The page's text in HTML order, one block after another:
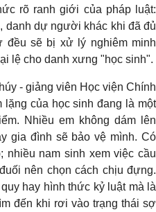
rõ ranh giới của pháp luật:
danh dự người khác khi đã đủ
đều sẽ bị xử lý nghiêm minh
lệ cho danh xưng "học sinh".
- giảng viên Học viện Chính
của học sinh đang là một
Nhiều em không dám lên
gia đình sẽ bảo vệ mình. Có
nam sinh xem việc cầu
nên chọn cách chịu đựng.
hay hình thức kỷ luật mà là
đến khi rơi vào trạng thái sợ